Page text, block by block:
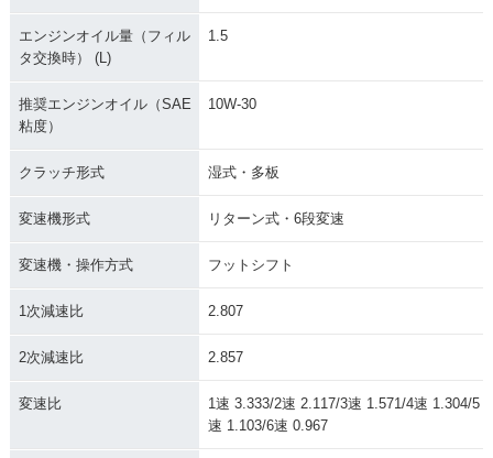
エンジンオイル量（フィル
タ交換時） (L)
1.5
推奨エンジンオイル（SAE
粘度）
10W-30
クラッチ形式 湿式・多板
変速機形式 リターン式・6段変速
変速機・操作方式 フットシフト
1次減速比 2.807
2次減速比 2.857
変速比
1速 3.333/2速 2.117/3速 1.571/4速 1.304/5
速 1.103/6速 0.967